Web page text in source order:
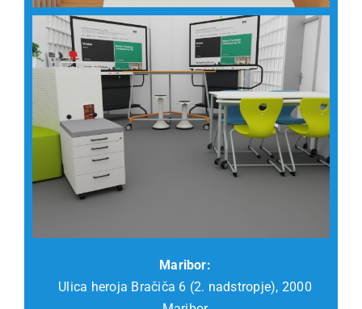
Maribor:
Ulica heroja Bračiča 6 (2. nadstropje), 2000
Maribor